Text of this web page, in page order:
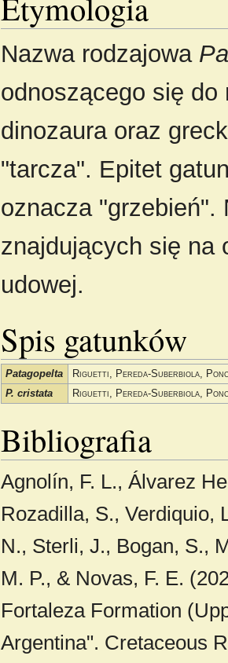
Nazwa rodzajowa
odnoszącego się
dinozaura oraz
"tarcza". Epitet
oznacza "grzebień".
znajdujących się na
udowej.
Spis gatunków
Patagopelta
Riguetti, Pereda-Suberbiola,
P. cristata
Riguetti, Pereda-Suberbiola,
Bibliografia
Agnolín, F. L., Álvarez
Rozadilla, S., Verdiquio,
N., Sterli, J., Bogan, S.,
M. P., & Novas, F. E.
Fortaleza Formation
Argentina". Cretaceous